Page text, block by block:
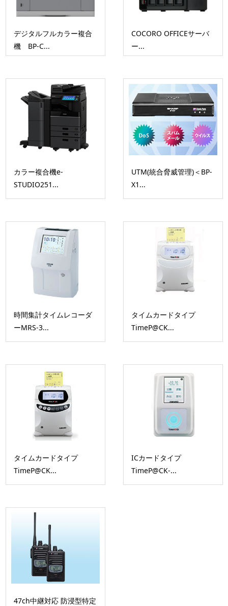
デジタルフルカラー複合
機 BP-C...
COCORO OFFICEサーバ
ー...
カラー複合機e-
STUDIO251...
UTM(統合脅威管理)＜BP-
X1...
時間集計タイムレコーダ
ーMRS-3...
タイムカードタイプ
TimeP@CK...
タイムカードタイプ
TimeP@CK...
ICカードタイプ
TimeP@CK-...
47ch中継対応 防浸型特定